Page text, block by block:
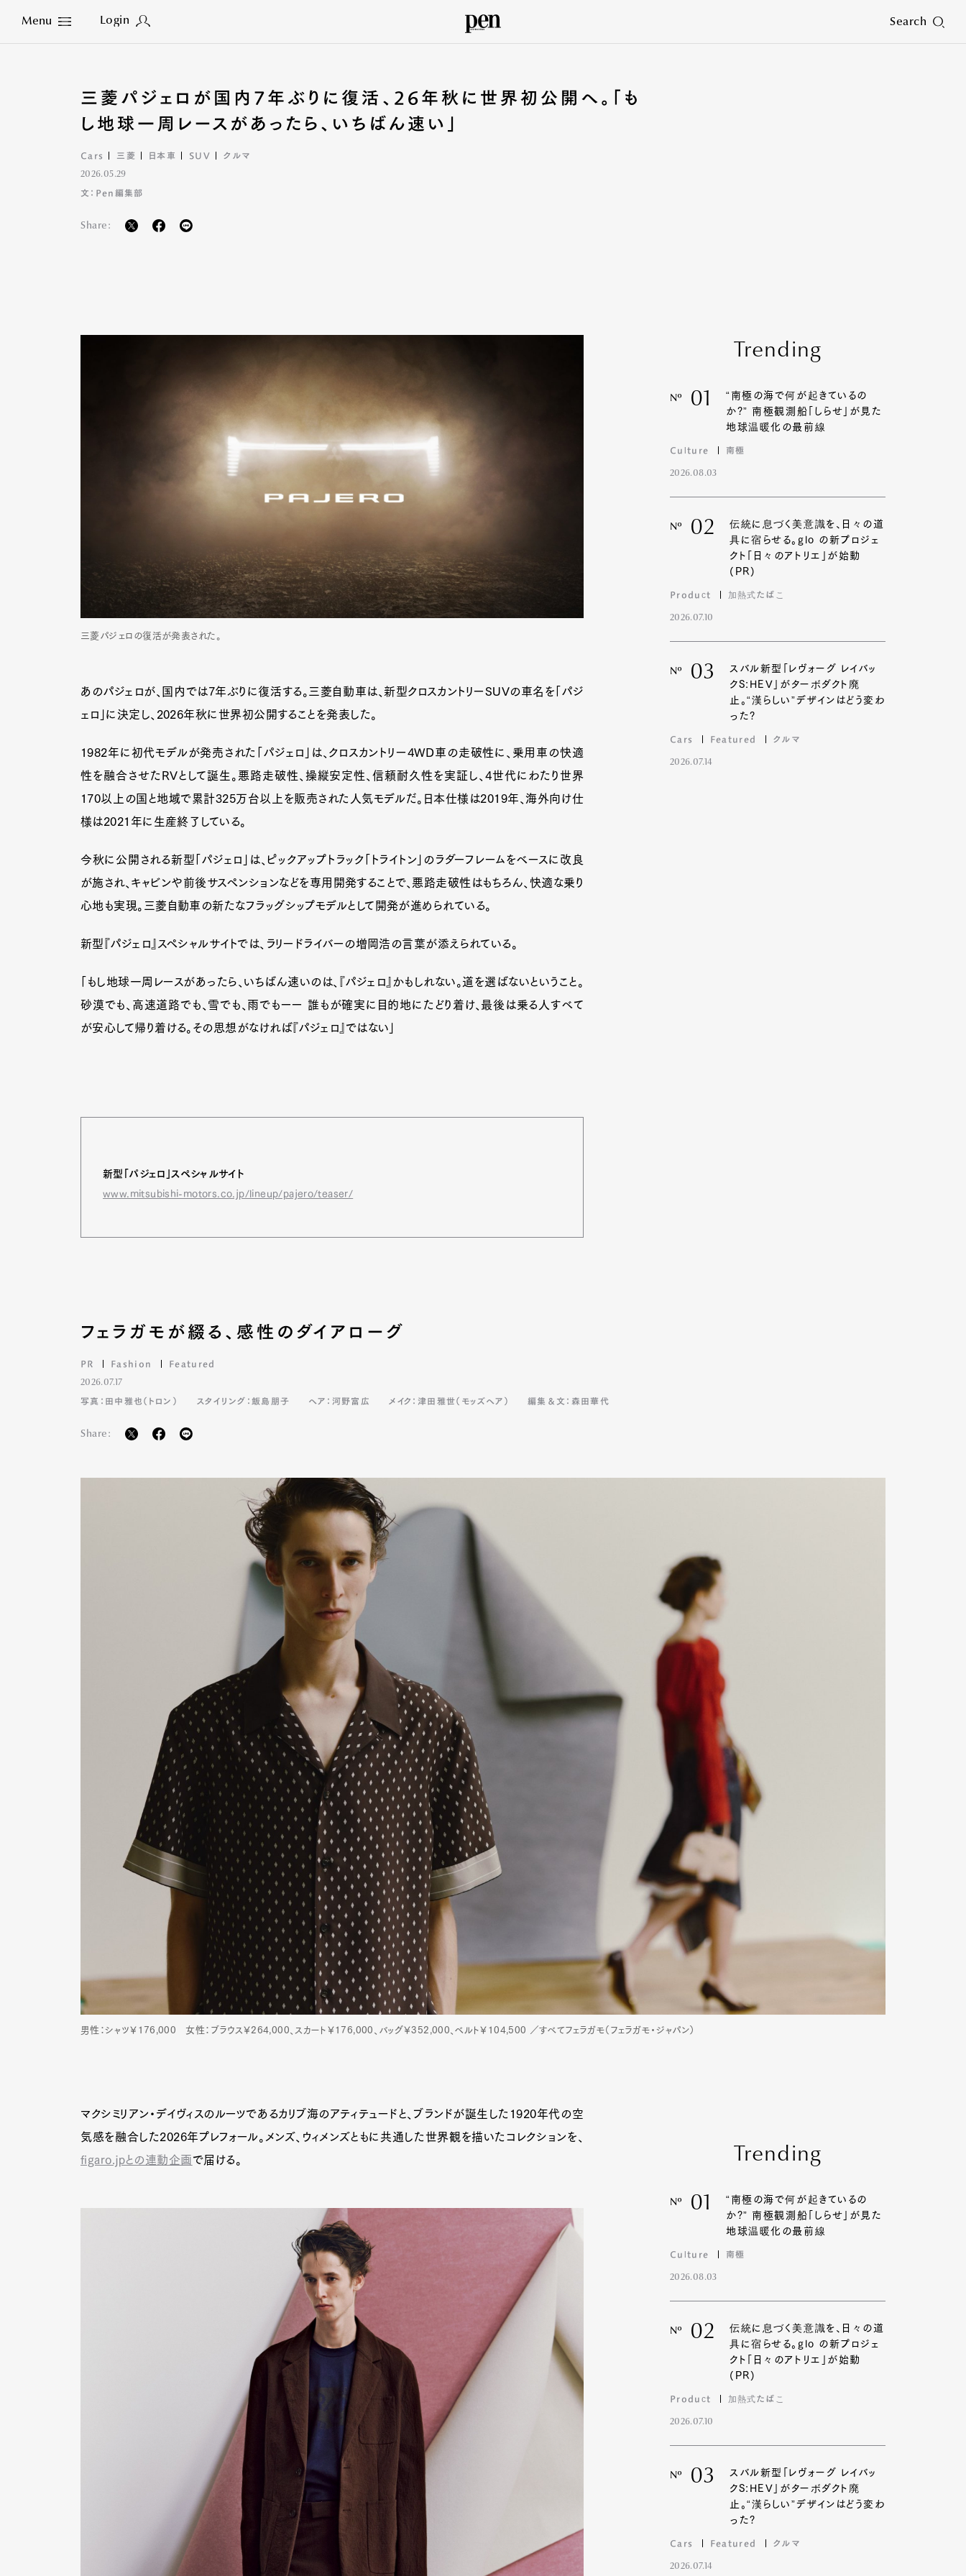
Menu Login Search
Close
Art&Design Watch
Gourmet
Product
Lifestyle
Pen Membership Magazine
Pen Meet Pen international
三菱パジェロが国内7年ぶりに復活、26年秋に世界初公開へ。「も
し地球一周レースがあったら、いちばん速い」
Cars 三菱 日本車 SUV クルマ
2026.05.29
文：Pen編集部
Share:
三菱パジェロの復活が発表された。
あのパジェロが、国内では7年ぶりに復活する。三菱自動車は、新型クロスカントリーSUVの車名を「パジ
ェロ」に決定し、2026年秋に世界初公開することを発表した。
1982年に初代モデルが発売された「パジェロ」は、クロスカントリー4WD車の走破性に、乗用車の快適
性を融合させたRVとして誕生。悪路走破性、操縦安定性、信頼耐久性を実証し、4世代にわたり世界
170以上の国と地域で累計325万台以上を販売された人気モデルだ。日本仕様は2019年、海外向け仕
様は2021年に生産終了している。
今秋に公開される新型「パジェロ」は、ピックアップトラック「トライトン」のラダーフレームをベースに改良
が施され、キャビンや前後サスペンションなどを専用開発することで、悪路走破性はもちろん、快適な乗り
心地も実現。三菱自動車の新たなフラッグシップモデルとして開発が進められている。
新型『パジェロ』スペシャルサイトでは、ラリードライバーの増岡浩の言葉が添えられている。
「もし地球一周レースがあったら、いちばん速いのは、『パジェロ』かもしれない。道を選ばないということ。
砂漠でも、高速道路でも、雪でも、雨でもーー 誰もが確実に目的地にたどり着け、最後は乗る人すべて
が安心して帰り着ける。その思想がなければ『パジェロ』ではない」
新型「パジェロ」スペシャルサイト
www.mitsubishi-motors.co.jp/lineup/pajero/teaser/
Trending
Nº 01
“南極の海で何が起きているの
か?” 南極観測船「しらせ」が見た
地球温暖化の最前線
Culture 南極
2026.08.03
Nº 02
伝統に息づく美意識を、日々の道
具に宿らせる。glo の新プロジェ
クト「日々のアトリエ」が始動
(PR)
Product 加熱式たばこ
2026.07.10
Nº 03
スバル新型「レヴォーグ レイバッ
クS:HEV」がターボダクト廃
止。“漢らしい”デザインはどう変わ
った?
Cars Featured クルマ
2026.07.14
フェラガモが綴る、感性のダイアローグ
PR Fashion Featured
2026.07.17
写真：田中雅也（トロン） スタイリング：飯島朋子 ヘア：河野富広 メイク：津田雅世（モッズヘア） 編集＆文：森田華代
Share:
男性：シャツ￥176,000 女性：ブラウス￥264,000、スカート￥176,000、バッグ￥352,000、ベルト￥104,500 ／すべてフェラガモ（フェラガモ・ジャパン）
マクシミリアン・デイヴィスのルーツであるカリブ海のアティテュードと、ブランドが誕生した1920年代の空
気感を融合した2026年プレフォール。メンズ、ウィメンズともに共通した世界観を描いたコレクションを、
figaro.jpとの連動企画で届ける。 Trending
Nº 01
“南極の海で何が起きているの
か?” 南極観測船「しらせ」が見た
地球温暖化の最前線
Culture 南極
2026.08.03
Nº 02
伝統に息づく美意識を、日々の道
具に宿らせる。glo の新プロジェ
クト「日々のアトリエ」が始動
(PR)
Product 加熱式たばこ
2026.07.10
Nº 03
スバル新型「レヴォーグ レイバッ
クS:HEV」がターボダクト廃
止。“漢らしい”デザインはどう変わ
った?
Cars Featured クルマ
2026.07.14